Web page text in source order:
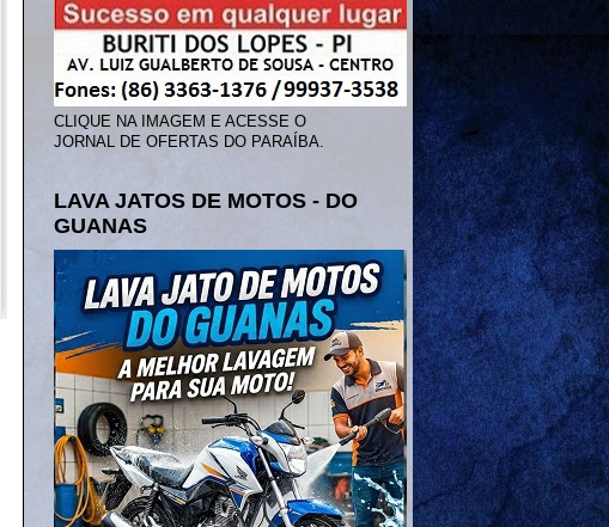
CLIQUE NA IMAGEM E ACESSE O
JORNAL DE OFERTAS DO PARAÍBA.
LAVA JATOS DE MOTOS - DO
GUANAS